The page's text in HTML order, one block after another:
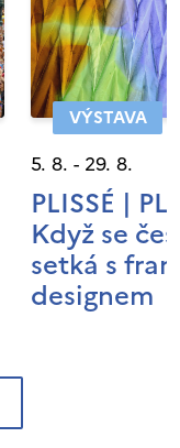
VÝSTAVA
5. 8. - 29. 8.
PLISSÉ |
Když se
setká s
designem